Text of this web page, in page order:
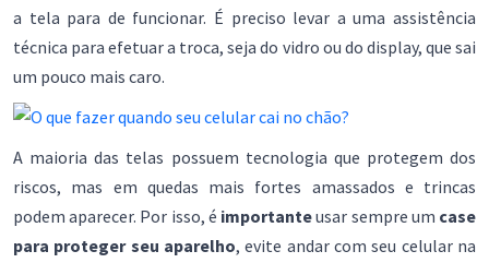
a tela para de funcionar. É preciso levar a uma assistência
técnica para efetuar a troca, seja do vidro ou do display, que sai
um pouco mais caro.
A maioria das telas possuem tecnologia que protegem dos
riscos, mas em quedas mais fortes amassados e trincas
podem aparecer. Por isso, é importanteusar sempre um case
para proteger seu aparelho, evite andar com seu celular na